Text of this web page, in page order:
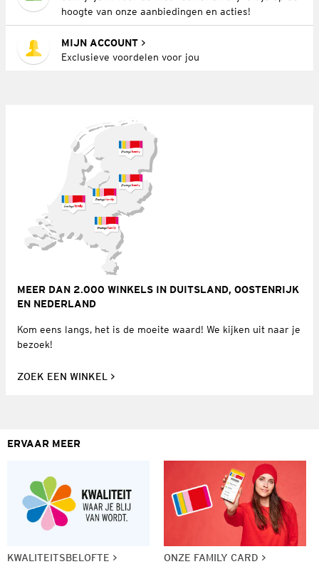
hoogte van onze aanbiedingen en acties!
MIJN ACCOUNT
Exclusieve voordelen voor jou
MEER DAN 2.000 WINKELS IN DUITSLAND, OOSTENRIJK
EN NEDERLAND
Kom eens langs, het is de moeite waard! We kijken uit naar je
bezoek!
ZOEK EEN WINKEL
ERVAAR MEER
KWALITEITSBELOFTE ONZE FAMILY CARD